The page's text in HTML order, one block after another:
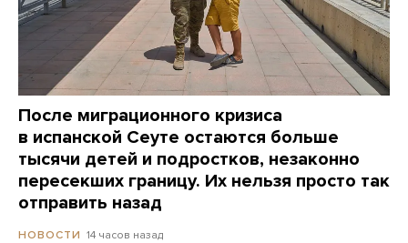
После миграционного кризиса
в испанской Сеуте остаются больше
тысячи детей и подростков, незаконно
пересекших границу. Их нельзя просто так
отправить назад
НОВОСТИ 14 часов назад